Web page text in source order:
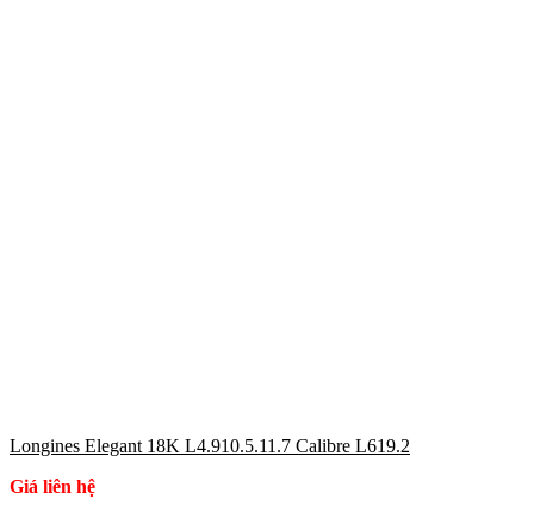
Longines Elegant 18K L4.910.5.11.7 Calibre L619.2
Giá liên hệ